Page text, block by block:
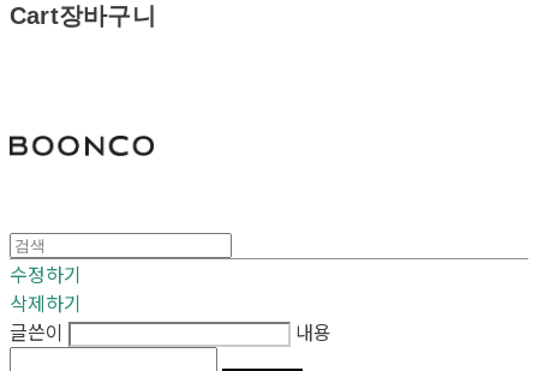
Cart장바구니
수정하기
삭제하기
글쓴이
내용